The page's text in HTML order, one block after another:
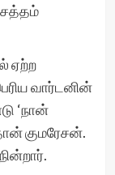
சத்தம்
ஏற்ற
வார்டனின்
‘நான்
குமரேசன்.